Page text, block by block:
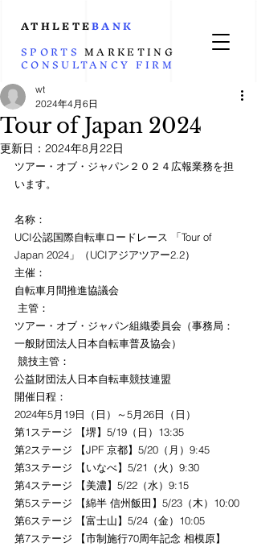
ATHLETEBANK
SPORTS MARKETING
CONSULTANCY FIRM
Tour of Japan 2024
wt
2024年4月6日
更新日： 2024年8月22日
ツアー・オブ・ジャパン２０２４広報業務を担
います。
名称：
UCI公認国際自転車ロードレース 「Tour of
Japan 2024」（UCIアジアツアー2.2）
主催：
自転車月間推進協議会
主管：
ツアー・オブ・ジャパン組織委員会（事務局：
一般財団法人日本自転車普及協会）
競技主管：
公益財団法人日本自転車競技連盟
開催日程：
2024年5月19日（日）～5月26日（日）
第1ステージ 【堺】5/19（日）13:35
第2ステージ 【JPF 京都】5/20（月）9:45
第3ステージ 【いなべ】5/21（火）9:30
第4ステージ 【美濃】5/22（水）9:15
第5ステージ 【綿半 信州飯田】5/23（木）10:00
第6ステージ 【富士山】5/24（金）10:05
第7ステージ 【市制施行70周年記念 相模原】